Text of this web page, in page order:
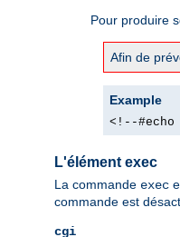
Pour produire
Afin de
Example
<!--#echo
L'élément exec
La commande exec
commande est
cgi